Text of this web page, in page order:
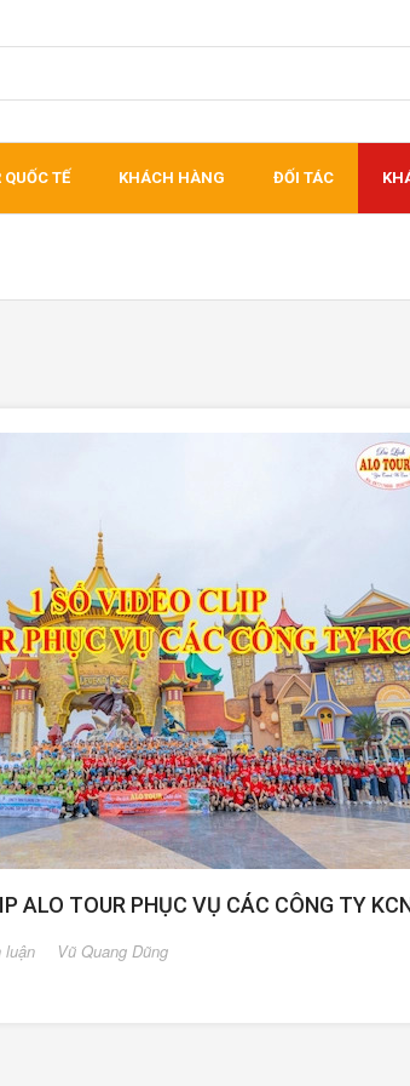
QUỐC TẾ KHÁCH HÀNG ĐỐI TÁC
ALO TOUR PHỤC VỤ CÁC CÔNG TY
luận Vũ Quang Dũng